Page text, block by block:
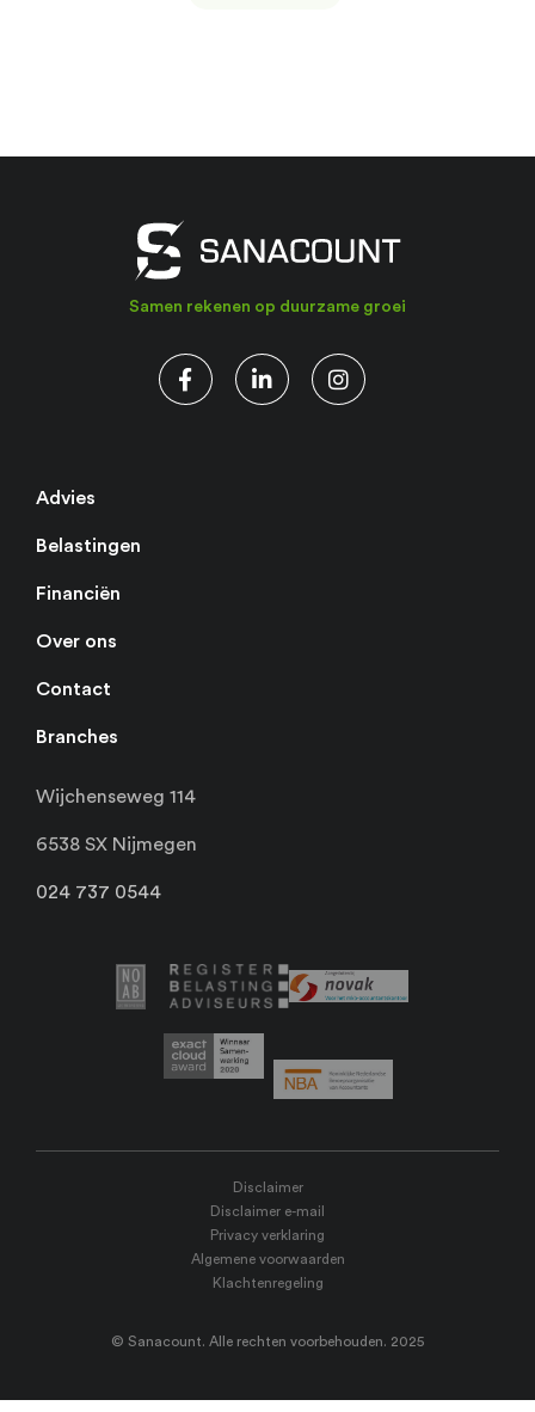
Samen rekenen op duurzame groei
Advies
Belastingen
Financiën
Over ons
Contact
Branches
Wijchenseweg 114
6538 SX Nijmegen
024 737 0544
Disclaimer
Disclaimer e-mail
Privacy verklaring
Algemene voorwaarden
Klachtenregeling
© Sanacount. Alle rechten voorbehouden. 2025